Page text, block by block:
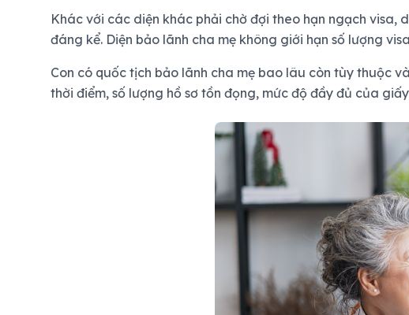
Khác với các diện khác phải chờ đợi theo hạn ngạch visa,
đáng kể. Diện bảo lãnh cha mẹ không giới hạn số lượng
Con có quốc tịch bảo lãnh cha mẹ bao lâu còn tùy thuộc
thời điểm, số lượng hồ sơ tồn đọng, mức độ đầy đủ của